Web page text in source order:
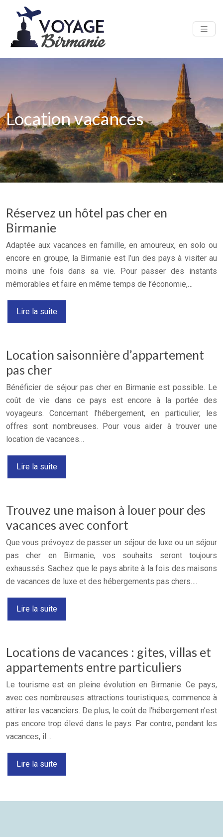
Location vacances
Réservez un hôtel pas cher en
Birmanie
Adaptée aux vacances en famille, en amoureux, en solo ou
encore en groupe, la Birmanie est l’un des pays à visiter au
moins une fois dans sa vie. Pour passer des instants
mémorables et faire en même temps de l’économie,…
Lire la suite
Location saisonnière d’appartement
pas cher
Bénéficier de séjour pas cher en Birmanie est possible. Le
coût de vie dans ce pays est encore à la portée des
voyageurs. Concernant l’hébergement, en particulier, les
offres sont nombreuses. Pour vous aider à trouver une
location de vacances…
Lire la suite
Trouvez une maison à louer pour des
vacances avec confort
Que vous prévoyez de passer un séjour de luxe ou un séjour
pas cher en Birmanie, vos souhaits seront toujours
exhaussés. Sachez que le pays abrite à la fois des maisons
de vacances de luxe et des hébergements pas chers….
Lire la suite
Locations de vacances : gites, villas et
appartements entre particuliers
Le tourisme est en pleine évolution en Birmanie. Ce pays,
avec ces nombreuses attractions touristiques, commence à
attirer les vacanciers. De plus, le coût de l’hébergement n’est
pas encore trop élevé dans le pays. Par contre, pendant les
vacances, il…
Lire la suite